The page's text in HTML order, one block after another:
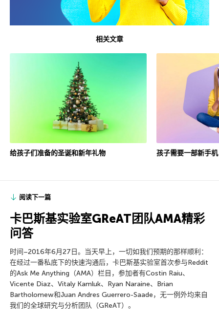
相关文章
给孩子们准备的圣诞和新年礼物 孩子需要一部新手
阅读下一篇
卡巴斯基实验室GReAT团队AMA精彩
问答
时间–2016年6月27日。当天早上，一切如我们预期的那样顺利：
在经过一番私底下的快速沟通后，卡巴斯基实验室首次参与Reddit
的Ask Me Anything（AMA）栏目，参加者有Costin Raiu、
Vicente Diaz、Vitaly Kamluk、Ryan Naraine、Brian
Bartholomew和Juan Andres Guerrero-Saade，无一例外均来自
我们的全球研究与分析团队（GReAT）。